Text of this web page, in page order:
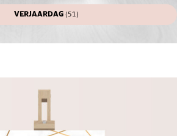
VERJAARDAG (51)